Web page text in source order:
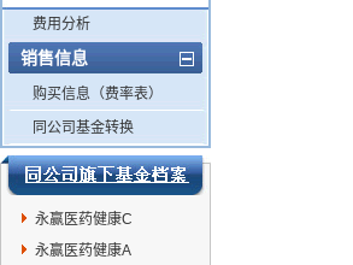
费用分析
销售信息
购买信息（费率表）
同公司基金转换
永赢医药健康C
永赢医药健康A